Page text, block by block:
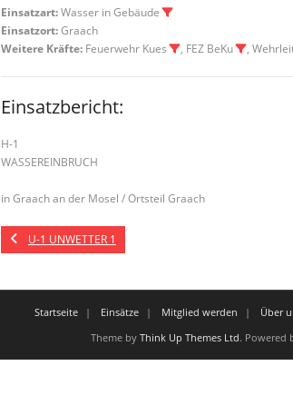
Einsatzart:Wasser in Gebäude
Einsatzort:Graach
Weitere Kräfte: Feuerwehr Kues , FEZ BeKu ,
Einsatzbericht:
H-1
WASSEREINBRUCH
in Graach an der Mosel / Ortsteil Graach
U-1 UNWETTER 1
Startseite Einsätze Mitglied werden Über
Theme by Think Up Themes Ltd. Powered